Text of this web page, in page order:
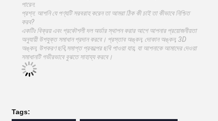
পারেন.
প্রশ্ন: আপনি যে পণ্যটি সরবরাহ করেন তা আমরা ঠিক কী চাই তা কীভাবে নিশ্চিত
করব?
একটিঃ বিক্রয় এবং প্রকৌশলী দল অর্ডার স্থাপন করার আগে আপনার প্রয়োজনীয়তা
অনুযায়ী উপযুক্ত সমাধান প্রদান করবে। প্রস্তাব অঙ্কন, দোকান অঙ্কন, 3D
অঙ্কন, উপকরণ ছবি,সমাপ্ত প্রকল্পের ছবি পাওয়া যায়, যা আপনাকে আমাদের দেওয়া
সমাধানটি গভীরভাবে বুঝতে সাহায্য করবে।
Tags: